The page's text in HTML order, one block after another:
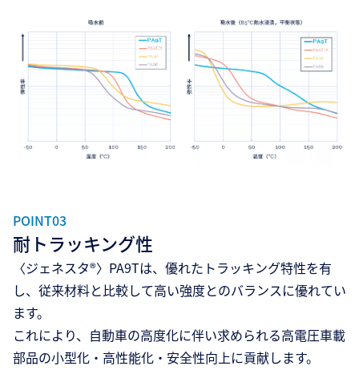
POINT03
耐トラッキング性
〈ジェネスタ®〉PA9Tは、優れたトラッキング特性を有
し、従来材料と比較して高い強度とのバランスに優れてい
ます。
これにより、自動車の高度化に伴い求められる高電圧車載
部品の小型化・高性能化・安全性向上に貢献します。